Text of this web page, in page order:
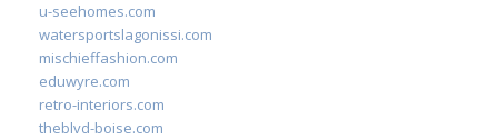
u-seehomes.com
watersportslagonissi.com
mischieffashion.com
eduwyre.com
retro-interiors.com
theblvd-boise.com